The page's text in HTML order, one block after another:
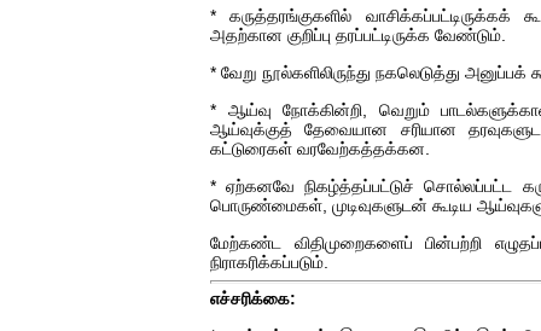
* கருத்தரங்குகளில் வாசிக்கப்பட்டிருக்கக்
அதற்கான குறிப்பு தரப்பட்டிருக்க வேண்டும்.
* வேறு நூல்களிலிருந்து நகலெடுத்து அனுப்பக்
* ஆய்வு நோக்கின்றி, வெறும்
ஆய்வுக்குத் தேவையான சரியான
கட்டுரைகள் வரவேற்கத்தக்கன.
* ஏற்கனவே நிகழ்த்தப்பட்டுச் சொல்லப்பட்ட
பொருண்மைகள், முடிவுகளுடன் கூடிய
மேற்கண்ட விதிமுறைகளைப் பின்பற்றி
நிராகரிக்கப்படும்.
எச்சரிக்கை: